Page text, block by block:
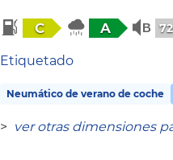
C A
Etiquetado
Neumático de verano de coche
> ver otras dimensiones